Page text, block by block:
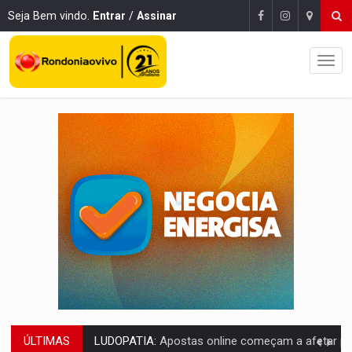
Seja Bem vindo. Entrar / Assinar
ÚLTIMAS LUDOPATIA: Apostas online começam a afetar produtividade e rotina